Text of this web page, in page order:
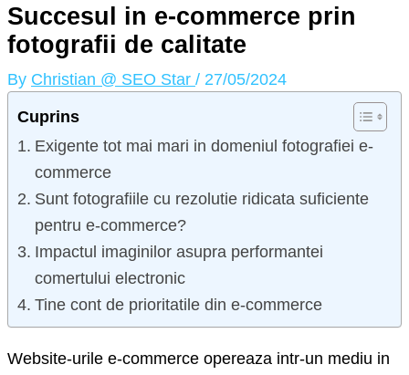
Succesul in e-commerce prin
fotografii de calitate
By Christian @ SEO Star / 27/05/2024
Cuprins
Exigente tot mai mari in domeniul fotografiei e-
commerce
Sunt fotografiile cu rezolutie ridicata suficiente
pentru e-commerce?
Impactul imaginilor asupra performantei
comertului electronic
Tine cont de prioritatile din e-commerce
Website-urile e-commerce opereaza intr-un mediu in